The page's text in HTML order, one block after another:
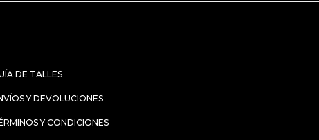
DE TALLES
Y DEVOLUCIONES
Y CONDICIONES